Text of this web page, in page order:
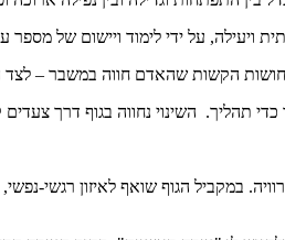
על ידי לימוד ויישום של מספר
הקשות שהאדם חווה במשבר – לצד
תהליך. השינוי נחווה בגוף דרך צעדים
במקביל הגוף שואף לאיזון